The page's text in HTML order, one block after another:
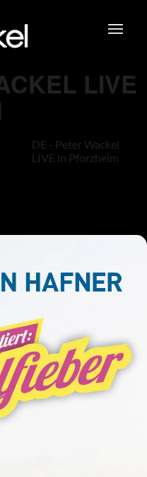
LIVE
DE - Peter Wackel
LIVE in Pforzheim